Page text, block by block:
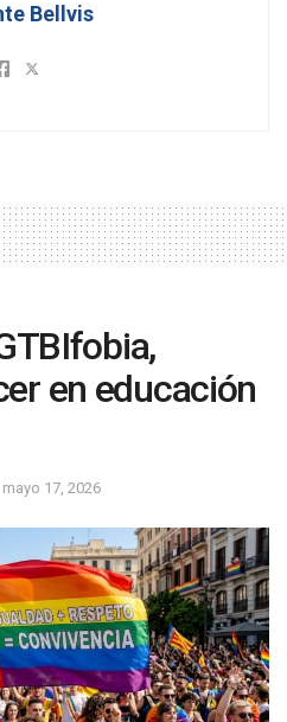
Bellvis
en educación
mayo 17, 2026